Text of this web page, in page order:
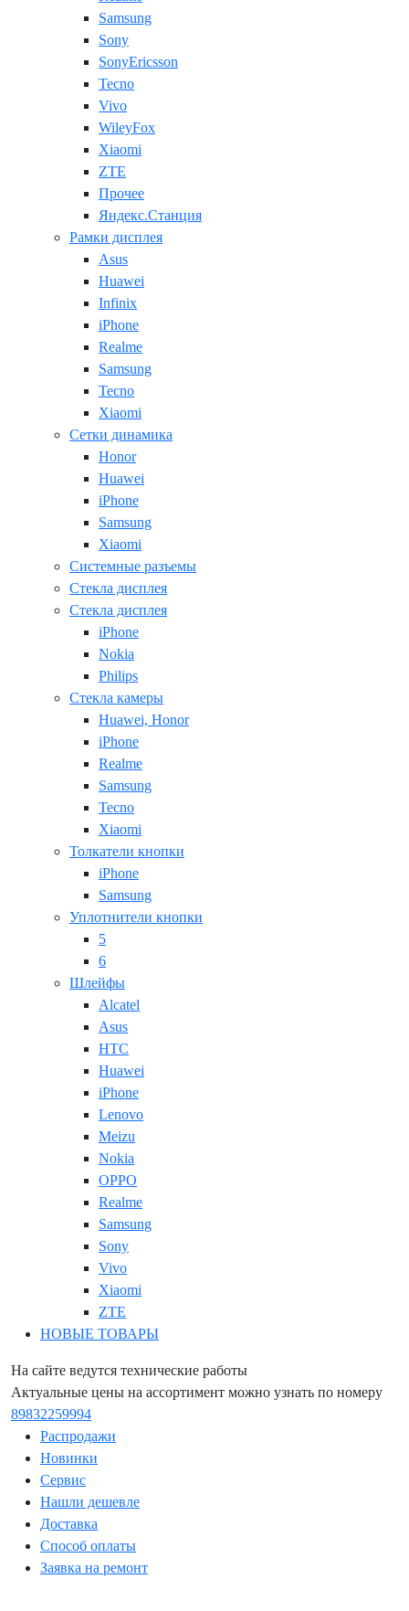
Samsung
Sony
SonyEricsson
Tecno
Vivo
WileyFox
Xiaomi
ZTE
Прочее
Яндекс.Станция
Рамки дисплея
Asus
Huawei
Infinix
iPhone
Realme
Samsung
Tecno
Xiaomi
Сетки динамика
Honor
Huawei
iPhone
Samsung
Xiaomi
Системные разъемы
Стекла дисплея
Стекла дисплея
iPhone
Nokia
Philips
Стекла камеры
Huawei, Honor
iPhone
Realme
Samsung
Tecno
Xiaomi
Толкатели кнопки
iPhone
Samsung
Уплотнители кнопки
5
6
Шлейфы
Alcatel
Asus
HTC
Huawei
iPhone
Lenovo
Meizu
Nokia
OPPO
Realme
Samsung
Sony
Vivo
Xiaomi
ZTE
НОВЫЕ ТОВАРЫ
На сайте ведутся технические работы
Актуальные цены на ассортимент можно узнать по номеру
89832259994
Распродажи
Новинки
Сервис
Нашли дешевле
Доставка
Способ оплаты
Заявка на ремонт